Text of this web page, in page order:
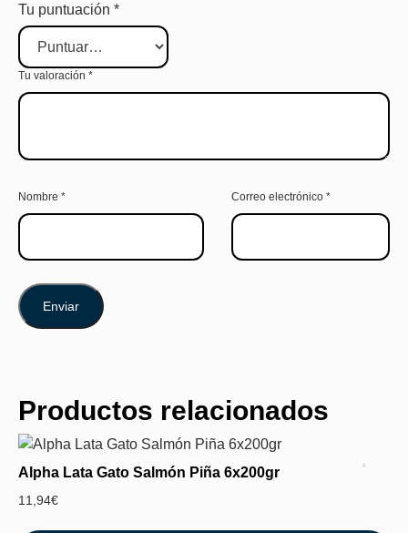
Tu puntuación *
Tu valoración *
Nombre * Correo electrónico *
Productos relacionados
Alpha Lata Gato Salmón Piña 6x200gr
11,94€